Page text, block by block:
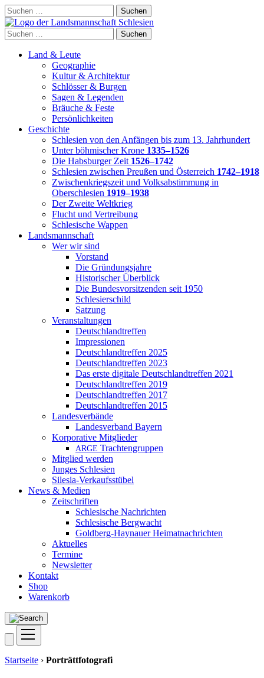
Skip
to
content
Suchen
nach:
Suchen
nach:
Land & Leute
Geographie
Kultur & Architektur
Schlösser & Burgen
Sagen & Legenden
Bräuche & Feste
Persönlichkeiten
Geschichte
Schlesien von den Anfängen bis zum 13. Jahrhundert
Unter böhmischer Krone 1335–1526
Die Habsburger Zeit 1526–1742
Schlesien zwischen Preußen und Österreich 1742–1918
Zwischenkriegszeit und Volksabstimmung in
Oberschlesien 1919–1938
Der Zweite Weltkrieg
Flucht und Vertreibung
Schlesische Wappen
Landsmannschaft
Wer wir sind
Vorstand
Die Gründungsjahre
Historischer Überblick
Die Bundesvorsitzenden seit 1950
Schlesierschild
Satzung
Veranstaltungen
Deutschlandtreffen
Impressionen
Deutschlandtreffen 2025
Deutschlandtreffen 2023
Das erste digitale Deutschlandtreffen 2021
Deutschlandtreffen 2019
Deutschlandtreffen 2017
Deutschlandtreffen 2015
Landesverbände
Landesverband Bayern
Korporative Mitglieder
ARGE Trachtengruppen
Mitglied werden
Junges Schlesien
Silesia-Verkaufsstübel
News & Medien
Zeitschriften
Schlesische Nachrichten
Schlesische Bergwacht
Goldberg-Haynauer Heimatnachrichten
Aktuelles
Termine
Newsletter
Kontakt
Shop
Warenkorb
Startseite › Porträttfotografi